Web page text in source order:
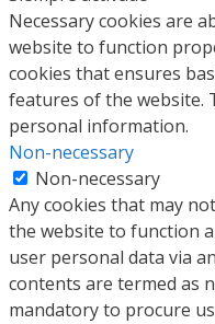
Necessary cookies are
website to function
cookies that ensures
features of the website.
personal information.
Non-necessary
Non-necessary
Any cookies that may
the website to function
user personal data via
contents are termed as
mandatory to procure